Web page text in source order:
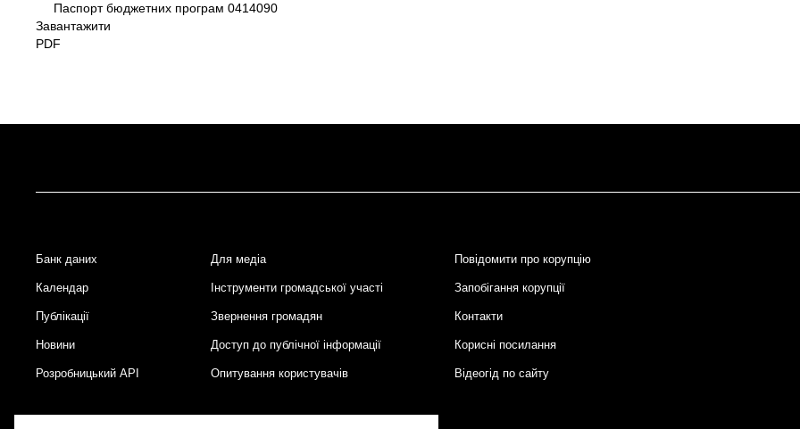
Документ
Паспорт бюджетних програм 0414090
Завантажити
PDF
Footer
Банк даних Для медіа Повідомити про корупцію
Календар Інструменти громадської участі Запобігання корупції
Публікації Звернення громадян Контакти
Новини Доступ до публічної інформації Корисні посилання
Розробницький API Опитування користувачів Відеогід по сайту